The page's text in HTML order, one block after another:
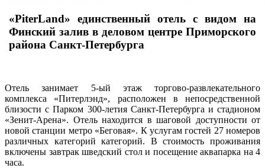
«PiterLand» единственный отель с видом на
Финский залив в деловом центре Приморского
района Санкт-Петербурга
Отель занимает 5-ый этаж торгово-развлекательного
комплекса «Питерлэнд», расположен в непосредственной
близости с Парком 300-летия Санкт-Петербурга и стадионом
«Зенит-Арена». Отель находится в шаговой доступности от
новой станции метро «Беговая». К услугам гостей 27 номеров
различных категорий категорий. В стоимость проживания
включены завтрак шведский стол и посещение аквапарка на 4
часа.